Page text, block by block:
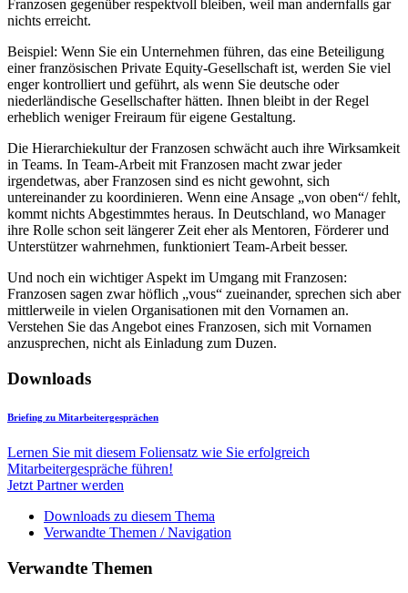
Franzosen gegenüber respektvoll bleiben, weil man andernfalls gar
nichts erreicht.
Beispiel: Wenn Sie ein Unternehmen führen, das eine Beteiligung
einer französischen Private Equity-Gesellschaft ist, werden Sie viel
enger kontrolliert und geführt, als wenn Sie deutsche oder
niederländische Gesellschafter hätten. Ihnen bleibt in der Regel
erheblich weniger Freiraum für eigene Gestaltung.
Die Hierarchiekultur der Franzosen schwächt auch ihre Wirksamkeit
in Teams. In Team-Arbeit mit Franzosen macht zwar jeder
irgendetwas, aber Franzosen sind es nicht gewohnt, sich
untereinander zu koordinieren. Wenn eine Ansage „von oben“/ fehlt,
kommt nichts Abgestimmtes heraus. In Deutschland, wo Manager
ihre Rolle schon seit längerer Zeit eher als Mentoren, Förderer und
Unterstützer wahrnehmen, funktioniert Team-Arbeit besser.
Und noch ein wichtiger Aspekt im Umgang mit Franzosen:
Franzosen sagen zwar höflich „vous“ zueinander, sprechen sich aber
mittlerweile in vielen Organisationen mit den Vornamen an.
Verstehen Sie das Angebot eines Franzosen, sich mit Vornamen
anzusprechen, nicht als Einladung zum Duzen.
Downloads
Briefing zu Mitarbeitergesprächen
Lernen Sie mit diesem Foliensatz wie Sie erfolgreich
Mitarbeitergespräche führen!
Jetzt Partner werden
Downloads zu diesem Thema
Verwandte Themen / Navigation
Verwandte Themen